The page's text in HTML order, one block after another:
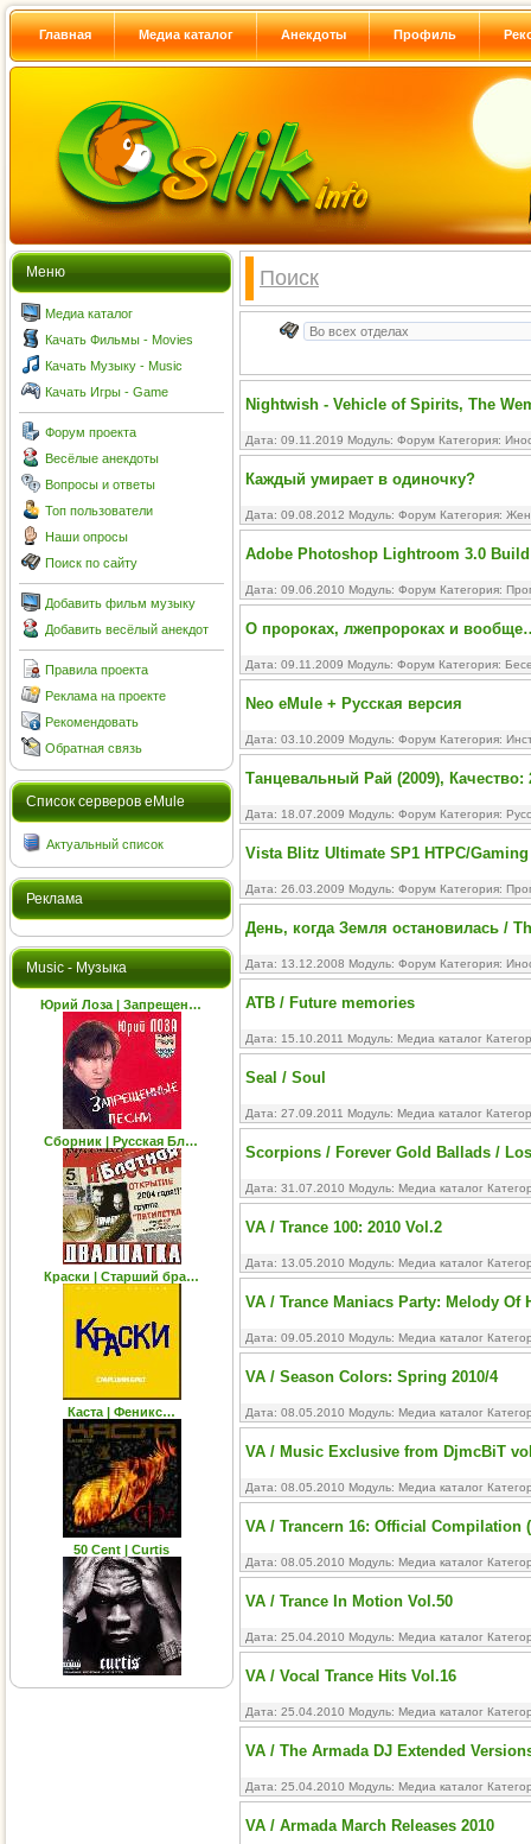
Главная Медиа каталог Анекдоты Профиль
Меню
Медиа каталог
Качать Фильмы - Movies
Качать Музыку - Music
Качать Игры - Game
Форум проекта
Весёлые анекдоты
Вопросы и ответы
Топ пользователи
Наши опросы
Поиск по сайту
Добавить фильм музыку
Добавить весёлый анекдот
Правила проекта
Реклама на проекте
Рекомендовать
Обратная связь
Cписок серверов eMule
Актуальный список
Реклама
Music - Музыка
Юрий Лоза | Запрещен…
Сборник | Русская Бл…
Краски | Старший бра…
Каста | Феникс…
50 Cent | Curtis
Поиск
Nightwish - Vehicle of Spirits, The
Дата: 09.11.2019 Модуль: Форум Категория:
Каждый умирает в одиночку?
Дата: 09.08.2012 Модуль: Форум Категория:
Adobe Photoshop Lightroom 3.0 Build
Дата: 09.06.2010 Модуль: Форум Категория:
О пророках, лжепророках и
Дата: 09.11.2009 Модуль: Форум Категория:
Neo eMule + Русская версия
Дата: 03.10.2009 Модуль: Форум Категория:
Танцевальный Рай (2009), Качество:
Дата: 18.07.2009 Модуль: Форум Категория:
Vista Blitz Ultimate SP1 HTPC/Gaming
Дата: 26.03.2009 Модуль: Форум Категория:
День, когда Земля остановилась /
Дата: 13.12.2008 Модуль: Форум Категория:
ATB / Future memories
Дата: 15.10.2011 Модуль: Медиа каталог
Seal / Soul
Дата: 27.09.2011 Модуль: Медиа каталог
Scorpions / Forever Gold Ballads /
Дата: 31.07.2010 Модуль: Медиа каталог
VA / Trance 100: 2010 Vol.2
Дата: 13.05.2010 Модуль: Медиа каталог
VA / Trance Maniacs Party: Melody Of
Дата: 09.05.2010 Модуль: Медиа каталог
VA / Season Colors: Spring 2010/4
Дата: 08.05.2010 Модуль: Медиа каталог
VA / Music Exclusive from DjmcBiT
Дата: 08.05.2010 Модуль: Медиа каталог
VA / Trancern 16: Official Compilation
Дата: 08.05.2010 Модуль: Медиа каталог
VA / Trance In Motion Vol.50
Дата: 25.04.2010 Модуль: Медиа каталог
VA / Vocal Trance Hits Vol.16
Дата: 25.04.2010 Модуль: Медиа каталог
VA / The Armada DJ Extended
Дата: 25.04.2010 Модуль: Медиа каталог
VA / Armada March Releases 2010